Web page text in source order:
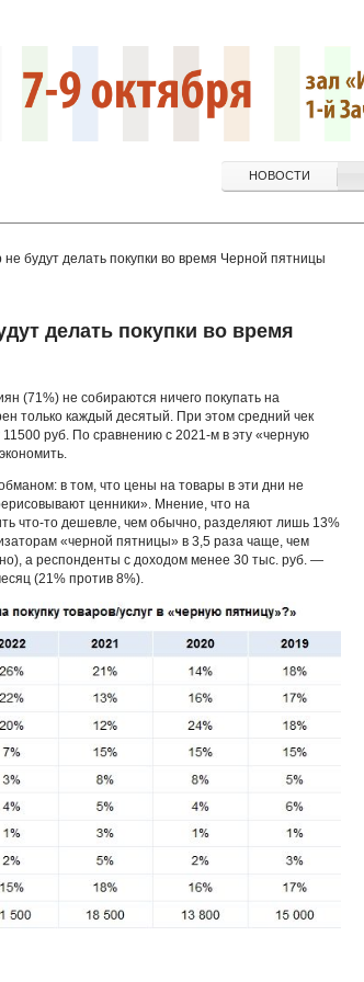
НОВОСТИ
будут делать покупки во время Черной пятницы
делать покупки во время
(71%) не собираются ничего покупать на
только каждый десятый. При этом средний чек
руб. По сравнению с 2021-м в эту «черную
в том, что цены на товары в эти дни не
ценники». Мнение, что на
что-то дешевле, чем обычно, разделяют лишь 13%
«черной пятницы» в 3,5 раза чаще, чем
а респонденты с доходом менее 30 тыс. руб. —
(21% против 8%).